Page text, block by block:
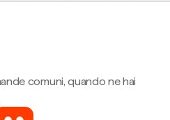
comuni, quando ne hai